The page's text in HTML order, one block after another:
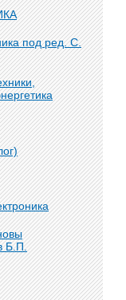
под ред. С.
Б.П.